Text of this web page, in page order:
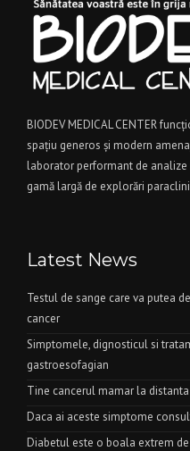
BIODEV MEDICAL CENTER
spaţiu generos şi modern
laborator performant de
gamă largă de explorări
Latest News
Testul de sange care va putea
cancer
Simptomele, dignosticul si
gastroesofagian
Tine cancerul mamar la
Daca ai aceste simptome
Diabetul este o boala extrem